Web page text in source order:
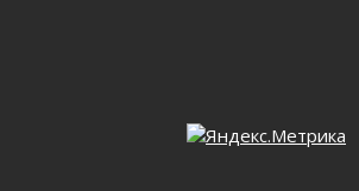
Безмолвный крик о помощи